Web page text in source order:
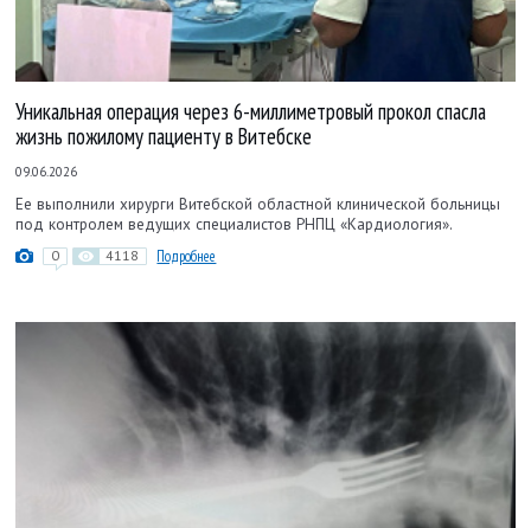
Уникальная операция через 6-миллиметровый прокол спасла
жизнь пожилому пациенту в Витебске
09.06.2026
Ее выполнили хирурги Витебской областной клинической больницы
под контролем ведущих специалистов РНПЦ «Кардиология».
0 4118 Подробнее